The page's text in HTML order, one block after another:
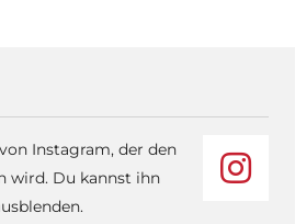
Instagram, der den
wird. Du kannst ihn